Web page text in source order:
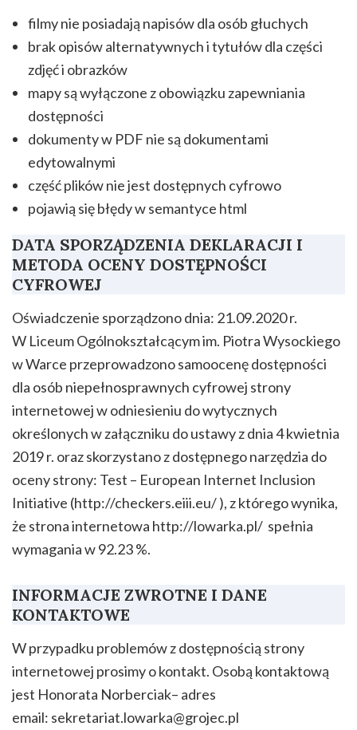
filmy nie posiadają napisów dla osób głuchych
brak opisów alternatywnych i tytułów dla części
zdjęć i obrazków
mapy są wyłączone z obowiązku zapewniania
dostępności
dokumenty w PDF nie są dokumentami
edytowalnymi
część plików nie jest dostępnych cyfrowo
pojawią się błędy w semantyce html
DATA SPORZĄDZENIA DEKLARACJI I
METODA OCENY DOSTĘPNOŚCI
CYFROWEJ
Oświadczenie sporządzono dnia: 21.09.2020 r.
W Liceum Ogólnokształcącym im. Piotra Wysockiego
w Warce przeprowadzono samoocenę dostępności
dla osób niepełnosprawnych cyfrowej strony
internetowej w odniesieniu do wytycznych
określonych w załączniku do ustawy z dnia 4 kwietnia
2019 r. oraz skorzystano z dostępnego narzędzia do
oceny strony: Test – European Internet Inclusion
Initiative (http://checkers.eiii.eu/ ), z którego wynika,
że strona internetowa http://lowarka.pl/ spełnia
wymagania w 92.23 %.
INFORMACJE ZWROTNE I DANE
KONTAKTOWE
W przypadku problemów z dostępnością strony
internetowej prosimy o kontakt. Osobą kontaktową
jest Honorata Norberciak– adres
email: sekretariat.lowarka@grojec.pl